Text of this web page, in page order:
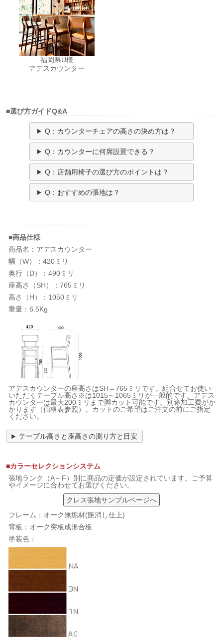
福岡県U様
アデスカウンター
■選び方ガイドQ&A
Q：カウンターチェアの高さの決め方は？
Q：カウンターに何席設置できる？
Q：店舗用椅子の選び方のポイントは？
Q：おすすめの張地は？
■商品仕様
商品名：アデスカウンター
幅（W）：420ミリ
奥行（D）：490ミリ
座高さ（SH）：765ミリ
高さ（H）：1050ミリ
重量：6.5Kg
アデスカウンターの座高さはSH＝765ミリです。組合せてお使い
いただくテーブル高さ※は1015～1065ミリが一般的です。アデス
カウンターは最大200ミリまで脚カット可能です。別途加工費がか
かります（価格表参照）。カットのご希望はご注文の前にご指定
ください。
テーブル高さと座高さの測り方と目安
■カラーセレクションシステム
張地ランク（A～F）別に商品の定価が設定されています。ご予算
やイメージに合わせてお選びください。
クレス張地サンプルページへ
フレーム：オーク無垢材(艶消し仕上)
背板：オーク突板成形合板
塗装色：